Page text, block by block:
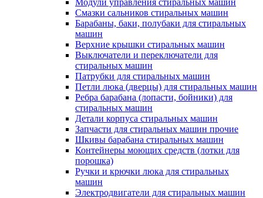
Модули управления стиральных машин
Смазки сальников стиральных машин
Барабаны, баки, полубаки для стиральных
машин
Верхние крышки стиральных машин
Выключатели и переключатели для
стиральных машин
Патрубки для стиральных машин
Петли люка (дверцы) для стиральных машин
Ребра барабана (лопасти, бойники) для
стиральных машин
Детали корпуса стиральных машин
Запчасти для стиральных машин прочие
Шкивы барабана стиральных машин
Контейнеры моющих средств (лотки для
порошка)
Ручки и крючки люка для стиральных
машин
Электродвигатели для стиральных машин